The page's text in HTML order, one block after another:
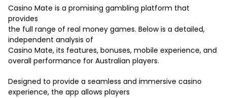
Casino Mate is a promising gambling platform that
provides
the full range of real money games. Below is a detailed,
independent analysis of
Casino Mate, its features, bonuses, mobile experience, and
overall performance for Australian players.
Designed to provide a seamless and immersive casino
experience, the app allows players